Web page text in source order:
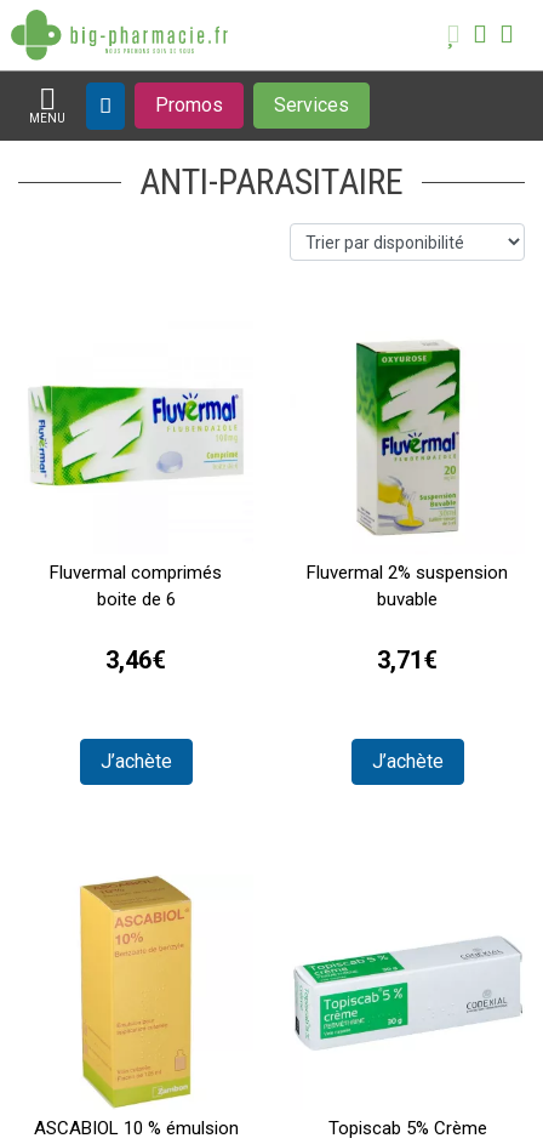
MENU
Afficher la navigation
Promos Services
ANTI-PARASITAIRE
Fluvermal comprimés
boite de 6
3,46€
J’achète
Fluvermal 2% suspension
buvable
3,71€
J’achète
ASCABIOL 10 % émulsion
Topiscab 5% Crème